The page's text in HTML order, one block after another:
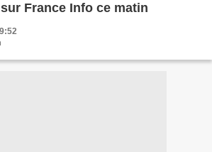
France Info ce matin